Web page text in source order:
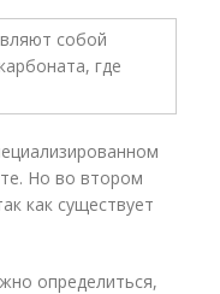
Но во втором
как существует
определиться,